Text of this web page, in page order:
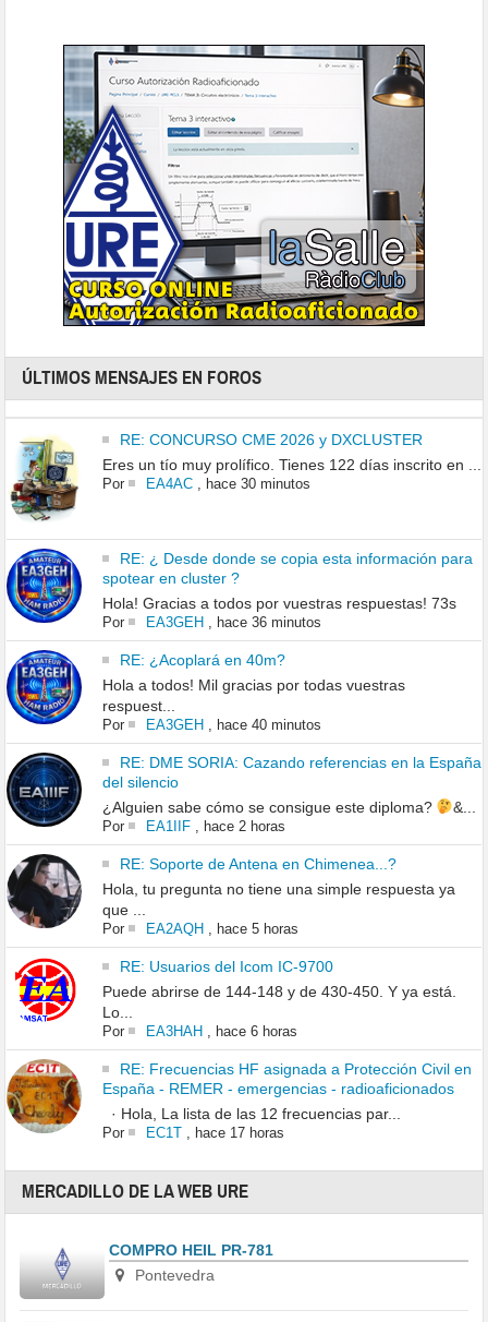
ÚLTIMOS MENSAJES EN FOROS
RE: CONCURSO CME 2026 y DXCLUSTER
Eres un tío muy prolífico. Tienes 122 días inscrito en ...
Por EA4AC, hace 30 minutos
RE: ¿ Desde donde se copia esta información para
spotear en cluster ?
Hola! Gracias a todos por vuestras respuestas! 73s
Por EA3GEH, hace 36 minutos
RE: ¿Acoplará en 40m?
Hola a todos! Mil gracias por todas vuestras
respuest...
Por EA3GEH, hace 40 minutos
RE: DME SORIA: Cazando referencias en la España
del silencio
¿Alguien sabe cómo se consigue este diploma?
&...
Por EA1IIF, hace 2 horas
RE: Soporte de Antena en Chimenea...?
Hola, tu pregunta no tiene una simple respuesta ya
que ...
Por EA2AQH, hace 5 horas
RE: Usuarios del Icom IC-9700
Puede abrirse de 144-148 y de 430-450. Y ya está.
Lo...
Por EA3HAH, hace 6 horas
RE: Frecuencias HF asignada a Protección Civil en
España - REMER - emergencias - radioaficionados
· Hola, La lista de las 12 frecuencias par...
Por EC1T, hace 17 horas
MERCADILLO DE LA WEB URE
COMPRO HEIL PR-781
Pontevedra